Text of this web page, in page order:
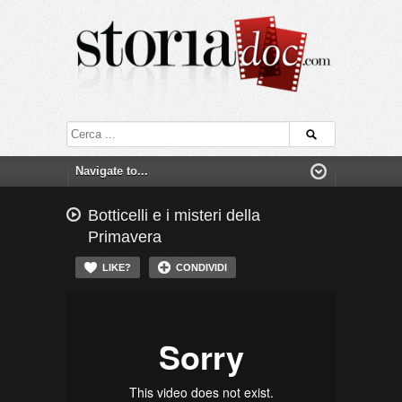
Botticelli e i misteri della
Primavera
LIKE? CONDIVIDI